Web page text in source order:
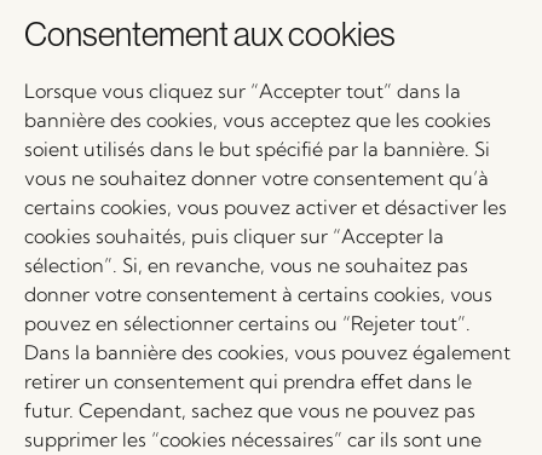
Consentement aux cookies
Lorsque vous cliquez sur “Accepter tout” dans la
bannière des cookies, vous acceptez que les cookies
soient utilisés dans le but spécifié par la bannière. Si
vous ne souhaitez donner votre consentement qu’à
certains cookies, vous pouvez activer et désactiver les
cookies souhaités, puis cliquer sur “Accepter la
sélection”. Si, en revanche, vous ne souhaitez pas
donner votre consentement à certains cookies, vous
pouvez en sélectionner certains ou “Rejeter tout”.
Dans la bannière des cookies, vous pouvez également
retirer un consentement qui prendra effet dans le
futur. Cependant, sachez que vous ne pouvez pas
supprimer les “cookies nécessaires” car ils sont une